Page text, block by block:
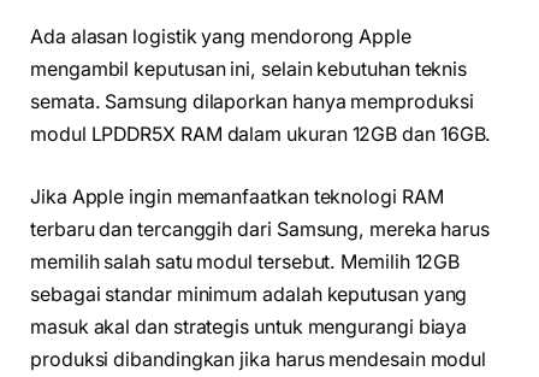
Ada alasan logistik yang mendorong Apple
mengambil keputusan ini, selain kebutuhan teknis
semata. Samsung dilaporkan hanya memproduksi
modul LPDDR5X RAM dalam ukuran 12GB dan 16GB.
Jika Apple ingin memanfaatkan teknologi RAM
terbaru dan tercanggih dari Samsung, mereka harus
memilih salah satu modul tersebut. Memilih 12GB
sebagai standar minimum adalah keputusan yang
masuk akal dan strategis untuk mengurangi biaya
produksi dibandingkan jika harus mendesain modul